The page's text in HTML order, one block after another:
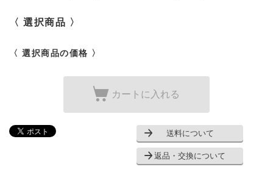
〈 選択商品 〉
〈 選択商品の価格 〉
カートに入れる
送料について
返品・交換について